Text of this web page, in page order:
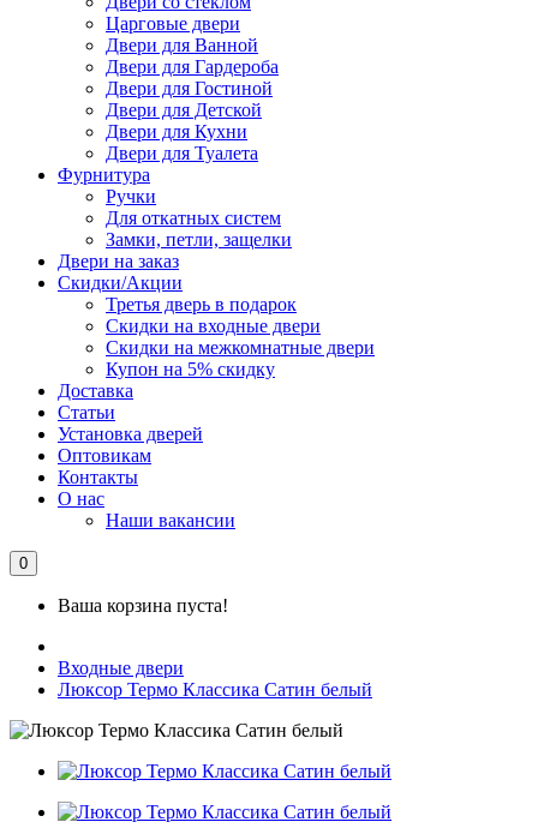
Царговые двери
Двери для Ванной
Двери для Гардероба
Двери для Гостиной
Двери для Детской
Двери для Кухни
Двери для Туалета
Фурнитура
Ручки
Для откатных систем
Замки, петли, защелки
Двери на заказ
Скидки/Акции
Третья дверь в подарок
Скидки на входные двери
Скидки на межкомнатные двери
Купон на 5% скидку
Доставка
Статьи
Установка дверей
Оптовикам
Контакты
О нас
Наши вакансии
0
Ваша корзина пуста!
Входные двери
Люксор Термо Классика Сатин белый